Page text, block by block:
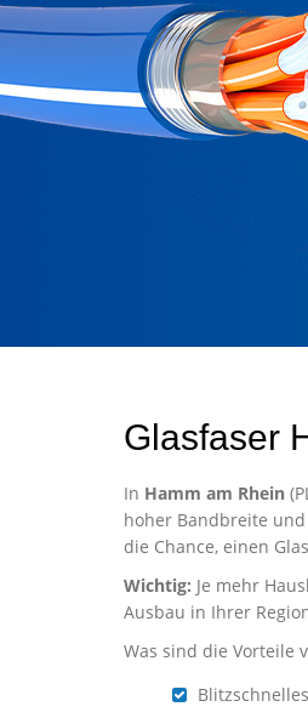
Glasfaser
In Hamm am Rhein
hoher Bandbreite
die Chance, einen
Wichtig: Je mehr
Ausbau in Ihrer
Was sind die Vorteile